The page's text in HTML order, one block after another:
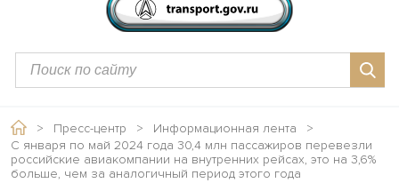
> Пресс-центр > Информационная лента
>
С января по май 2024 года 30,4 млн пассажиров перевезли
российские авиакомпании на внутренних рейсах, это на 3,6%
больше, чем за аналогичный период этого года